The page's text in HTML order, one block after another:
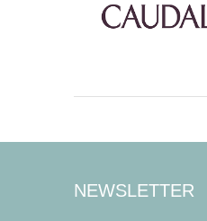
NEWSLETTER